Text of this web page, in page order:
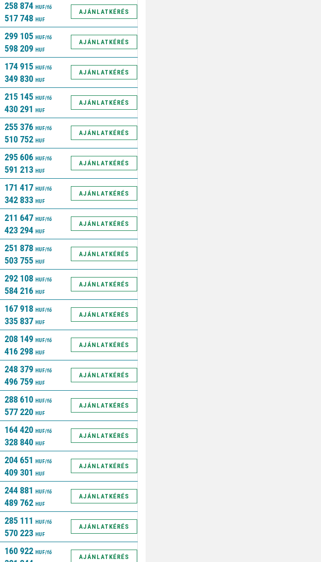
258 874 HUF/fő
517 748 HUF
AJÁNLATKÉRÉS
299 105 HUF/fő
598 209 HUF
AJÁNLATKÉRÉS
174 915 HUF/fő
349 830 HUF
AJÁNLATKÉRÉS
215 145 HUF/fő
430 291 HUF
AJÁNLATKÉRÉS
255 376 HUF/fő
510 752 HUF
AJÁNLATKÉRÉS
295 606 HUF/fő
591 213 HUF
AJÁNLATKÉRÉS
171 417 HUF/fő
342 833 HUF
AJÁNLATKÉRÉS
211 647 HUF/fő
423 294 HUF
AJÁNLATKÉRÉS
251 878 HUF/fő
503 755 HUF
AJÁNLATKÉRÉS
292 108 HUF/fő
584 216 HUF
AJÁNLATKÉRÉS
167 918 HUF/fő
335 837 HUF
AJÁNLATKÉRÉS
208 149 HUF/fő
416 298 HUF
AJÁNLATKÉRÉS
248 379 HUF/fő
496 759 HUF
AJÁNLATKÉRÉS
288 610 HUF/fő
577 220 HUF
AJÁNLATKÉRÉS
164 420 HUF/fő
328 840 HUF
AJÁNLATKÉRÉS
204 651 HUF/fő
409 301 HUF
AJÁNLATKÉRÉS
244 881 HUF/fő
489 762 HUF
AJÁNLATKÉRÉS
285 111 HUF/fő
570 223 HUF
AJÁNLATKÉRÉS
160 922 HUF/fő
AJÁNLATKÉRÉS